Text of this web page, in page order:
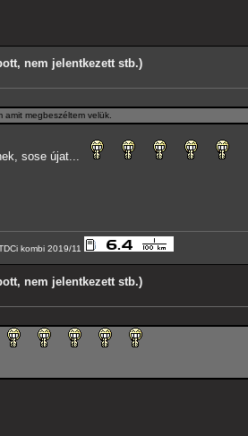
nem jelentkezett stb.)
megbeszéltem velük.
sose újat...
kombi 2019/11
nem jelentkezett stb.)